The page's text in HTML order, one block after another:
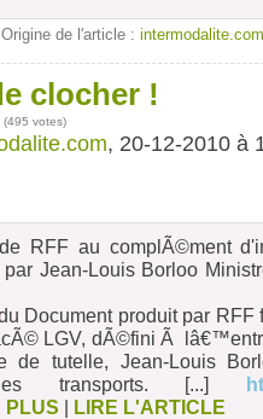
Origine de l'article : intermodalite.com
clocher !
(495 votes)
, 20-12-2010 à
RFF au complÃ©ment
Jean-Louis Borloo
Document produit par
LGV, dÃ©fini Ã
de tutelle, Jean-Louis
transports. [...]
PLUS | LIRE L'ARTICLE